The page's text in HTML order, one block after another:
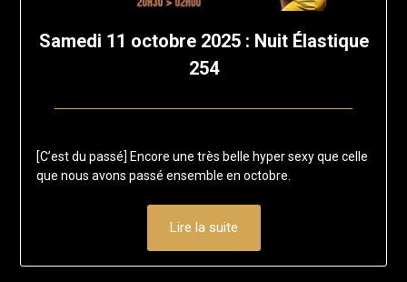
Samedi 11 octobre 2025 : Nuit Élastique
254
11
juillet
2025
loup
[C’est du passé] Encore une très belle hyper sexy que celle
que nous avons passé ensemble en octobre.
Lire la suite